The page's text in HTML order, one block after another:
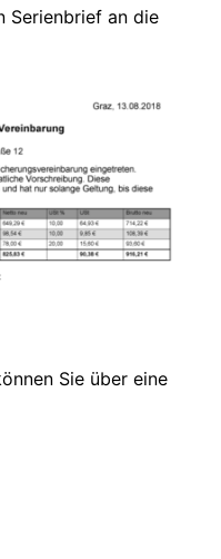
Serienbrief an die
Sie über eine